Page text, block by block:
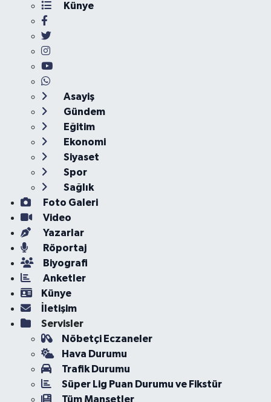
Künye
Asayiş
Gündem
Eğitim
Ekonomi
Siyaset
Spor
Sağlık
Foto Galeri
Video
Yazarlar
Röportaj
Biyografi
Anketler
Künye
İletişim
Servisler
Nöbetçi Eczaneler
Hava Durumu
Trafik Durumu
Süper Lig Puan Durumu ve Fikstür
Tüm Manşetler